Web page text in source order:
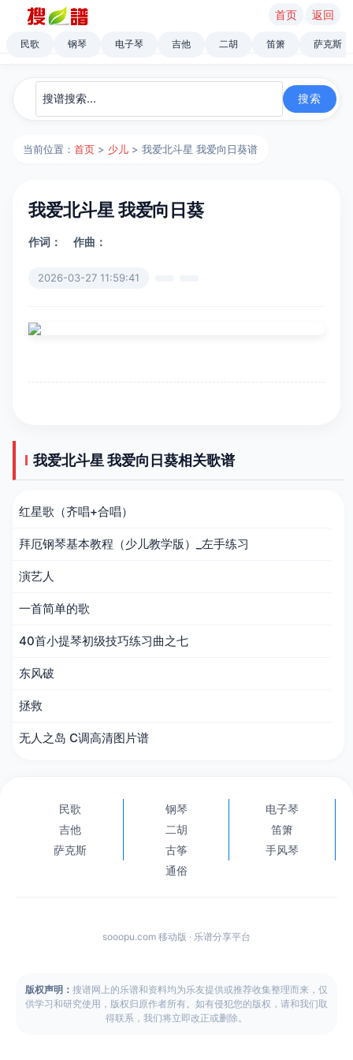
首页 返回
民歌 钢琴 电子琴 吉他 二胡 笛箫 萨克斯
当前位置：首页 > 少儿 > 我爱北斗星 我爱向日葵谱
我爱北斗星 我爱向日葵
作词： 作曲：
2026-03-27 11:59:41
我爱北斗星 我爱向日葵相关歌谱
红星歌（齐唱+合唱）
拜厄钢琴基本教程（少儿教学版）_左手练习
演艺人
一首简单的歌
40首小提琴初级技巧练习曲之七
东风破
拯救
无人之岛 C调高清图片谱
民歌 钢琴
电子琴
吉他
二胡
笛箫
萨克斯
古筝
手风琴
通俗
sooopu.com 移动版 · 乐谱分享平台
版权声明： 搜谱网上的乐谱和资料均为乐友提供或推荐收集整理而来，仅
供学习和研究使用，版权归原作者所有。如有侵犯您的版权，请和我们取
得联系，我们将立即改正或删除。